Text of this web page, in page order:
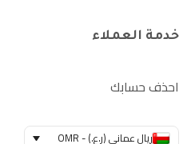
خدمة العملاء
احذف حسابك
ريال عماني (ر.ع.) - OMR